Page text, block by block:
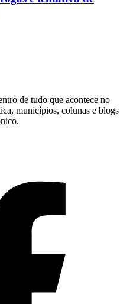
de tudo que acontece no
municípios, colunas e blogs